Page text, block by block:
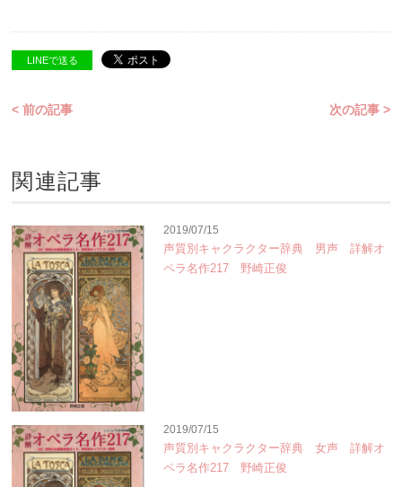
LINEで送る
< 前の記事 次の記事 >
関連記事
2019/07/15
声質別キャクラクター辞典 男声 詳解オ
ペラ名作217 野崎正俊
2019/07/15
声質別キャクラクター辞典 女声 詳解オ
ペラ名作217 野崎正俊